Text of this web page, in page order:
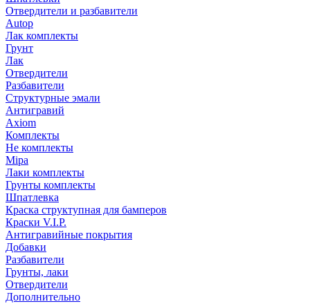
Отвердители и разбавители
Autop
Лак комплекты
Грунт
Лак
Отвердители
Разбавители
Структурные эмали
Антигравий
Axiom
Комплекты
Не комплекты
Mipa
Лаки комплекты
Грунты комплекты
Шпатлевка
Краска структупная для бамперов
Краски V.I.P.
Антигравийные покрытия
Добавки
Разбавители
Грунты, лаки
Отвердители
Дополнительно